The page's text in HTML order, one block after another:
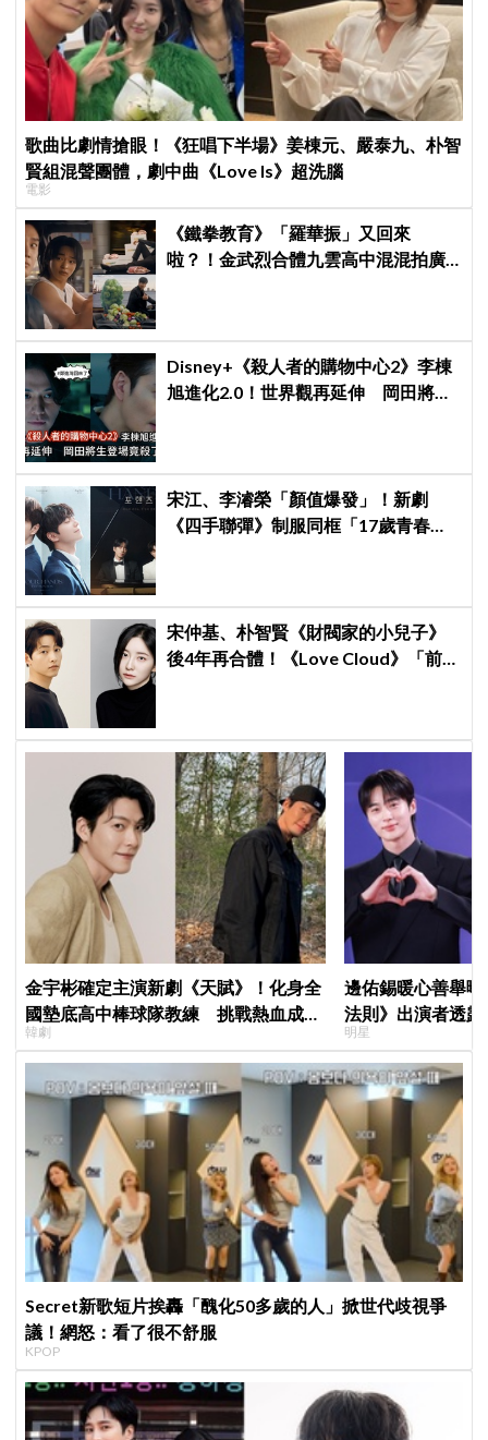
歌曲比劇情搶眼！《狂唱下半場》姜棟元、嚴泰九、朴智
賢組混聲團體，劇中曲《Love Is》超洗腦
電影
《鐵拳教育》「羅華振」又回來
啦？！金武烈合體九雲高中混混拍廣
Disney+《殺人者的購物中心2》李棟
旭進化2.0！世界觀再延伸 岡田將生
宋江、李濬榮「顏值爆發」！新劇
《四手聯彈》制服同框「17歲青春神
宋仲基、朴智賢《財閥家的小兒子》
後4年再合體！《Love Cloud》「前任
金宇彬確定主演新劇《天賦》！化身全
國墊底高中棒球隊教練 挑戰熱血成長
劇
韓劇
邊佑錫暖心善舉
法則》出演者透
患者順利完成治療
明星
Secret新歌短片挨轟「醜化50多歲的人」掀世代歧視爭
議！網怒：看了很不舒服
KPOP